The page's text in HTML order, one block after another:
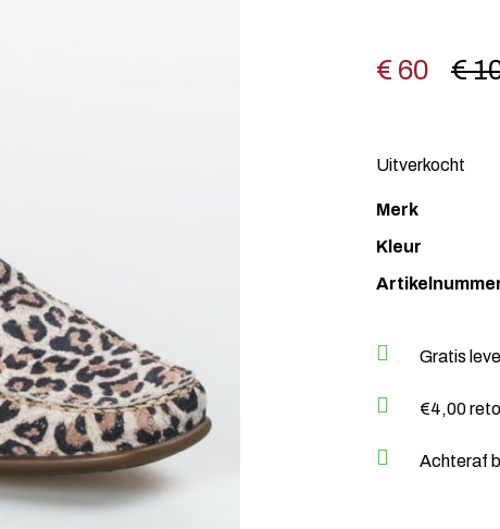
€
€ 60
Uitverkocht
Merk
Kleur
Gratis
€4,00
Achteraf